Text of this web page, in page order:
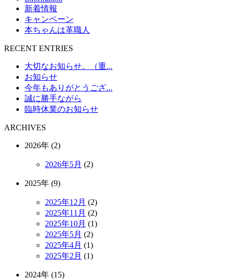
新着情報
キャンペーン
本ちゃんは革職人
RECENT ENTRIES
大切なお知らせ。（重...
お知らせ
今年もありがとうござ...
誠に勝手ながら
臨時休業のお知らせ
ARCHIVES
2026年 (2)
2026年5月 (2)
2025年 (9)
2025年12月 (2)
2025年11月 (2)
2025年10月 (1)
2025年5月 (2)
2025年4月 (1)
2025年2月 (1)
2024年 (15)